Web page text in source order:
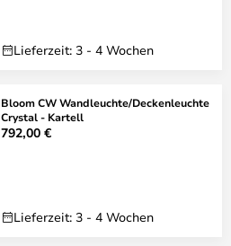
Lieferzeit: 3 - 4 Wochen
Bloom CW Wandleuchte/Deckenleuchte
Crystal - Kartell
792,00 €
Lieferzeit: 3 - 4 Wochen